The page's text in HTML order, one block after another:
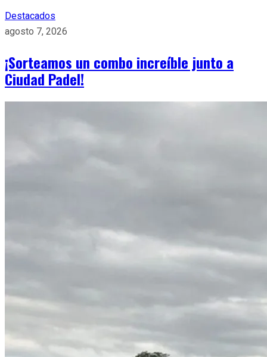
Destacados
agosto 7, 2026
¡Sorteamos un combo increíble junto a
Ciudad Padel!